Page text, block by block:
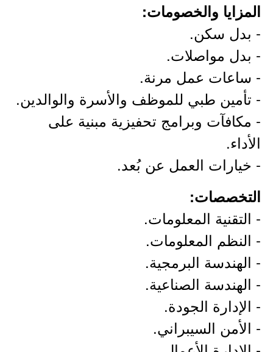
المزايا والخصومات:
- بدل سكن.
- بدل مواصلات.
- ساعات عمل مرنة.
- تأمين طبي للموظف والأسرة والوالدين.
- مكافآت وبرامج تحفيزية مبنية على
الأداء.
- خيارات العمل عن بُعد.
التخصصات:
- التقنية المعلومات.
- النظم المعلومات.
- الهندسة البرمجية.
- الهندسة الصناعية.
- الإدارة الجودة.
- الأمن السيبراني.